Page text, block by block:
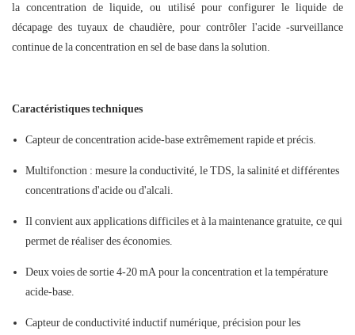
la concentration de liquide, ou utilisé pour configurer le liquide de
décapage des tuyaux de chaudière, pour contrôler l'acide -surveillance
continue de la concentration en sel de base dans la solution.
Caractéristiques techniques
Capteur de concentration acide-base extrêmement rapide et précis.
Multifonction : mesure la conductivité, le TDS, la salinité et différentes
concentrations d'acide ou d'alcali.
Il convient aux applications difficiles et à la maintenance gratuite, ce qui
permet de réaliser des économies.
Deux voies de sortie 4-20 mA pour la concentration et la température
acide-base.
Capteur de conductivité inductif numérique, précision pour les